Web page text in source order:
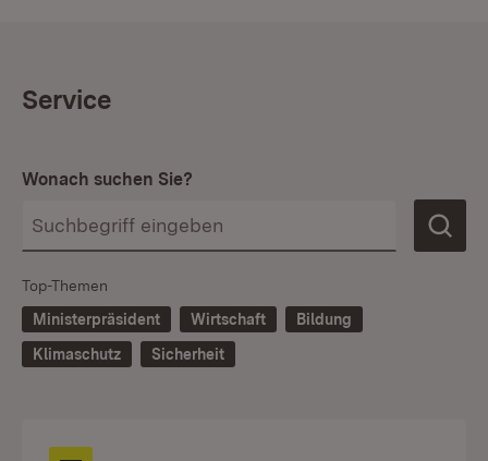
Service
Wonach suchen Sie?
Top-Themen
Ministerpräsident
Wirtschaft
Bildung
Klimaschutz
Sicherheit